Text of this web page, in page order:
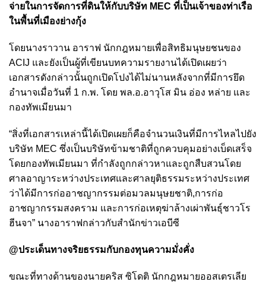
จ่ายในการจัดการที่ดินให้กับบริษัท MEC ที่เป็นเจ้าของท่าเรือ
ในพื้นที่เมืองย่างกุ้ง
โดยนางราวาน อาราฟ นักกฎหมายเพื่อสิทธิมนุษยชนของ
ACIJ และยังเป็นผู้ที่เขียนบทความรายงานได้เปิดเผยว่า
เอกสารดังกล่าวนั้นถูกเปิดโปงได้ไม่นานหลังจากที่มีการยึด
อำนาจเมื่อวันที่ 1 ก.พ. โดย พล.อ.อาวุโส มิน อ่อง หล่าย และ
กองทัพเมียนมา
“สิ่งที่เอกสารเหล่านี้ได้เปิดเผยก็คือจำนวนเงินที่มีการไหลไปยัง
บริษัท MEC ซึ่งเป็นบริษัทข้ามชาติที่ถูกควบคุมอย่างเบ็ดเสร็จ
โดยกองทัพเมียนมา ที่กำลังถูกกล่าวหาและถูกสืบสวนโดย
ศาลอาญาระหว่างประเทศและศาลยุติธรรมระหว่างประเทศ
ว่าได้มีการก่ออาชญากรรมต่อมวลมนุษยชาติ,การก่อ
อาชญากรรมสงคราม และการก่อเหตุฆ่าล้างเผ่าพันธุ์ชาวโร
ฮีนจา” นางอาราฟกล่าวกับสำนักข่าวเอบีซี
@ประเด็นทางจริยธรรมกับกองทุนความมั่งคั่ง
ขณะที่ทางด้านของนายคริส ซิโดติ นักกฎหมายออสเตรเลีย